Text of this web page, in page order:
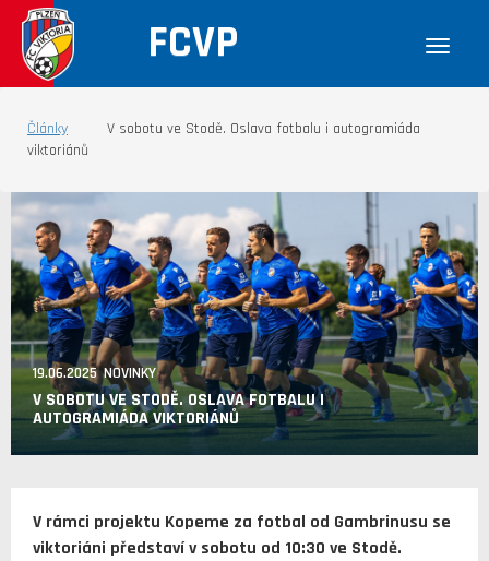
FCVP
Články
V sobotu ve Stodě. Oslava fotbalu i autogramiáda
viktoriánů
19.06.2025 NOVINKY
V SOBOTU VE STODĚ. OSLAVA FOTBALU I
AUTOGRAMIÁDA VIKTORIÁNŮ
V rámci projektu Kopeme za fotbal od Gambrinusu se
viktoriáni představí v sobotu od 10:30 ve Stodě.